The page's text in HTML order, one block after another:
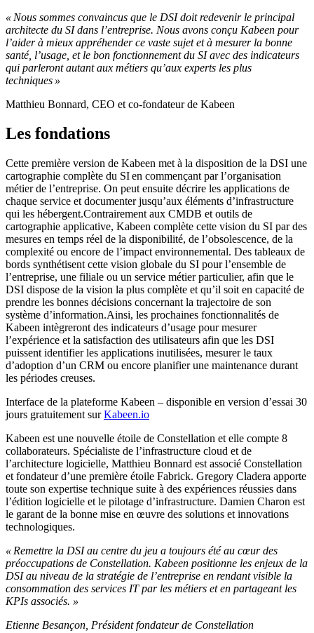
« Nous sommes convaincus que le DSI doit redevenir le principal
architecte du SI dans l’entreprise. Nous avons conçu Kabeen pour
l’aider à mieux appréhender ce vaste sujet et à mesurer la bonne
santé, l’usage, et le bon fonctionnement du SI avec des indicateurs
qui parleront autant aux métiers qu’aux experts les plus
techniques »
Matthieu Bonnard, CEO et co-fondateur de Kabeen
Les fondations
Cette première version de Kabeen met à la disposition de la DSI une
cartographie complète du SI en commençant par l’organisation
métier de l’entreprise. On peut ensuite décrire les applications de
chaque service et documenter jusqu’aux éléments d’infrastructure
qui les hébergent.Contrairement aux CMDB et outils de
cartographie applicative, Kabeen complète cette vision du SI par des
mesures en temps réel de la disponibilité, de l’obsolescence, de la
complexité ou encore de l’impact environnemental. Des tableaux de
bords synthétisent cette vision globale du SI pour l’ensemble de
l’entreprise, une filiale ou un service métier particulier, afin que le
DSI dispose de la vision la plus complète et qu’il soit en capacité de
prendre les bonnes décisions concernant la trajectoire de son
système d’information.Ainsi, les prochaines fonctionnalités de
Kabeen intègreront des indicateurs d’usage pour mesurer
l’expérience et la satisfaction des utilisateurs afin que les DSI
puissent identifier les applications inutilisées, mesurer le taux
d’adoption d’un CRM ou encore planifier une maintenance durant
les périodes creuses.
Interface de la plateforme Kabeen – disponible en version d’essai 30
jours gratuitement surKabeen.io
Kabeen est une nouvelle étoile de Constellation et elle compte 8
collaborateurs. Spécialiste de l’infrastructure cloud et de
l’architecture logicielle, Matthieu Bonnard est associé Constellation
et fondateur d’une première étoile Fabrick. Gregory Cladera apporte
toute son expertise technique suite à des expériences réussies dans
l’édition logicielle et le pilotage d’infrastructure. Damien Charon est
le garant de la bonne mise en œuvre des solutions et innovations
technologiques.
« Remettre la DSI au centre du jeu a toujours été au cœur des
préoccupations de Constellation. Kabeen positionne les enjeux de la
DSI au niveau de la stratégie de l’entreprise en rendant visible la
consommation des services IT par les métiers et en partageant les
KPIs associés. »
Etienne Besançon, Président fondateur de Constellation